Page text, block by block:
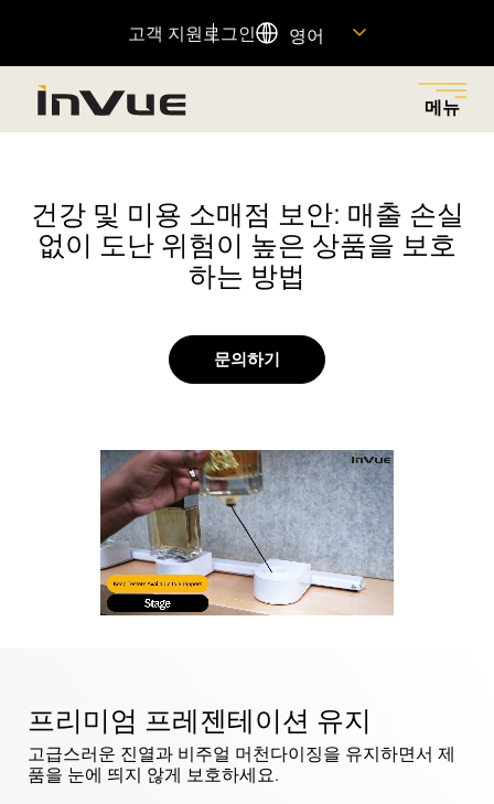
고객 지원로그인 영어
메뉴
솔루션
마찰 없는 고객 쇼핑 경험을 통해 매출을 증대시키는 비
즈니스 솔루션을 탐색하세요.
자산 보호
접근 제어
산업
을 제공하여 각 매장의 고유한 요구 사항을 충족시킵니
DIY 및 집 꾸미기
이동통신사
제품
된 연결된 제품 포트폴리오.
상품 진열 보안
회사
가능하게 하는 사람들을 만나보세요. 그리고 여러분이 우
리 팀에 합류할 수 있는 방법을 알아보세요.
회사 소개
지속가능성
자원
도움말 센터
사용 설명서
건강 및 미용 소매점 보안: 매출 손실
없이 도난 위험이 높은 상품을 보호
하는 방법
문의하기
프리미엄 프레젠테이션 유지
고급스러운 진열과 비주얼 머천다이징을 유지하면서 제
품을 눈에 띄지 않게 보호하세요.